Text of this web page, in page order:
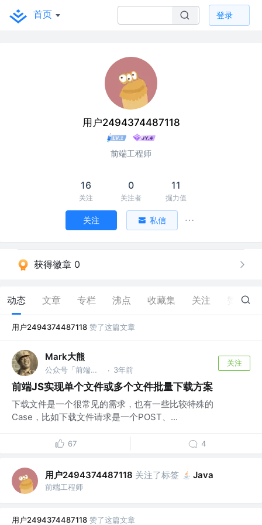
首页 登录
用户2494374487118
前端工程师
16
关注
0
关注者
11
掘力值
关注 私信
获得徽章 0
动态 文章 专栏 沸点 收藏集 关注 297
用户2494374487118 赞了这篇文章
Mark大熊
公众号「前端程序员大熊」 · 3年前
关注
前端JS实现单个文件或多个文件批量下载方案
下载文件是一个很常见的需求，也有一些比较特殊的
Case，比如下载文件请求是一个POST、...
67 4
用户2494374487118 关注了标签 Java
前端工程师
用户2494374487118 赞了这篇文章